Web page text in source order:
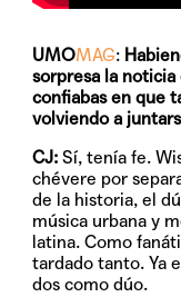
UMOMAG:
sorpresa la
confiabas en que
volviendo a
CJ: Sí, tenía fe.
chévere por
de la historia, el
música urbana y
latina. Como
tardado tanto. Ya
dos como dúo.